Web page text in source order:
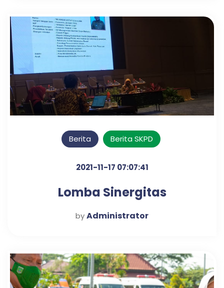
Berita Berita SKPD
2021-11-17 07:07:41
Lomba Sinergitas
byAdministrator